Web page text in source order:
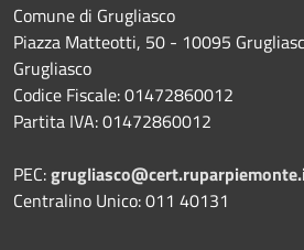
Comune di Grugliasco
Piazza Matteotti, 50 - 10095
Grugliasco
Codice Fiscale: 01472860012
Partita IVA: 01472860012
PEC:
Centralino Unico: 011 40131